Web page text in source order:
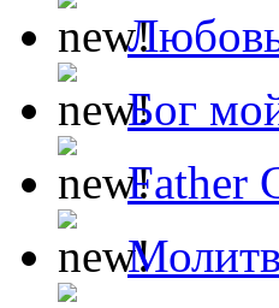
Бог
Father